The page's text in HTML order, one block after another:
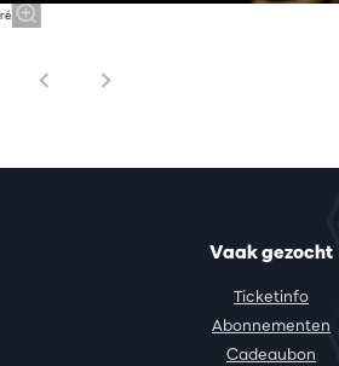
Vaak gezocht
Ticketinfo
Abonnementen
Cadeaubon